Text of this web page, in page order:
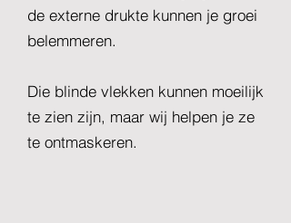
de externe drukte kunnen je groei
belemmeren.
Die blinde vlekken kunnen moeilijk
te zien zijn, maar wij helpen je ze
te ontmaskeren.